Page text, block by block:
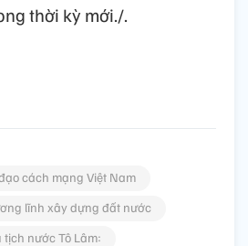
thời kỳ mới./.
cách mạng Việt Nam
lĩnh xây dựng đất nước
tịch nước Tô Lâm: